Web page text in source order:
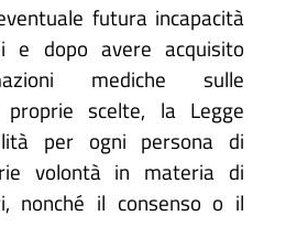
futura incapacità
e dopo avere acquisito
mediche sulle
proprie scelte, la Legge
per ogni persona di
volontà in materia di
nonché il consenso o il